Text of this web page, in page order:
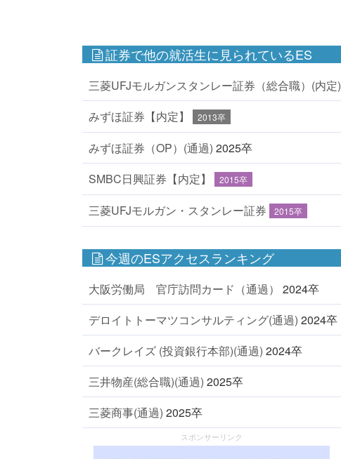
証券で他の就活生に見られているES
三菱UFJモルガンスタンレー証券（総合職）(内定)
みずほ証券【内定】
2013卒
みずほ証券（OP）(通過) 2025卒
SMBC日興証券【内定】
2015卒
三菱UFJモルガン・スタンレー証券 2015卒
今週のESアクセスランキング
大阪労働局 官庁訪問カード（通過）
2024卒
デロイトトーマツコンサルティング(通過) 2024卒
バークレイズ (投資銀行本部)(通過) 2024卒
三井物産(総合職)(通過) 2025卒
三菱商事(通過) 2025卒
スポンサーリンク